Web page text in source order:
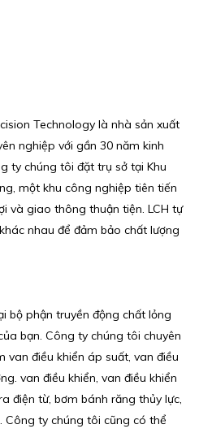
Technology là nhà sản xuất
nghiệp với gần 30 năm kinh
ty chúng tôi đặt trụ sở tại Khu
một khu công nghiệp tiên tiến
và giao thông thuận tiện. LCH tự
nhau để đảm bảo chất lượng
bộ phận truyền động chất lỏng
bạn. Công ty chúng tôi chuyên
van điều khiển áp suất, van điều
van điều khiển, van điều khiển
điện từ, bơm bánh răng thủy lực,
ty chúng tôi cũng có thể